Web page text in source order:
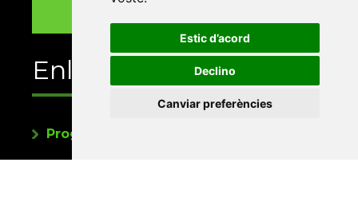
Estic d’acord
Declino
Canviar preferències
Enllaços
Programa de publicacions